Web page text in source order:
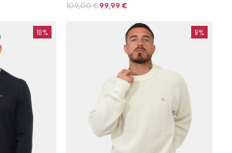
109,00 €99,99 €
10% 9%